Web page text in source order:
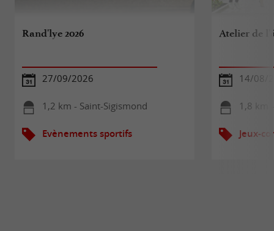
Rand'lye 2026
27/09/2026
1,2 km - Saint-Sigismond
Evènements sportifs
Atelier de
14/08/
1,8 km
Jeux-